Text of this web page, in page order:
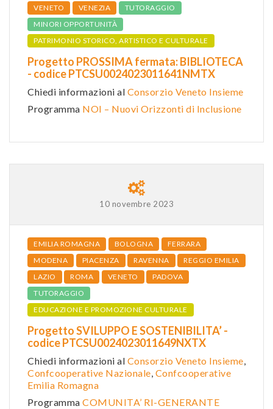
VENETO VENEZIA
TUTORAGGIO
MINORI OPPORTUNITÀ
PATRIMONIO STORICO, ARTISTICO E CULTURALE
Progetto PROSSIMA fermata: BIBLIOTECA
- codice PTCSU0024023011641NMTX
Chiedi informazioni al Consorzio Veneto Insieme
Programma NOI – Nuovi Orizzonti di Inclusione
10 novembre 2023
EMILIA ROMAGNA BOLOGNA
FERRARA
MODENA
PIACENZA RAVENNA
REGGIO EMILIA
LAZIO
ROMA VENETO
PADOVA
TUTORAGGIO
EDUCAZIONE E PROMOZIONE CULTURALE
Progetto SVILUPPO E SOSTENIBILITA’ -
codice PTCSU0024023011649NXTX
Chiedi informazioni al Consorzio Veneto Insieme,
Confcooperative Nazionale, Confcooperative
Emilia Romagna
Programma COMUNITA’ RI-GENERANTE